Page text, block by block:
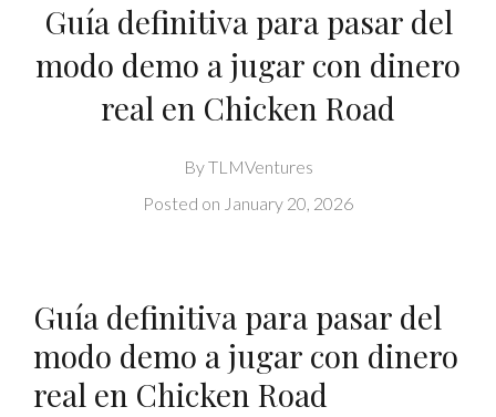
Guía definitiva para pasar del
modo demo a jugar con dinero
real en Chicken Road
ByTLMVentures
Posted on January 20, 2026
Guía definitiva para pasar del
modo demo a jugar con dinero
real en Chicken Road